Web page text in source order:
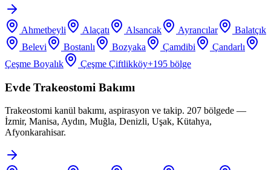
Ahmetbeyli Alaçatı Alsancak Ayrancılar
Balatçık
Belevi
Bostanlı Bozyaka Çamdibi
Çandarlı
Çeşme Boyalık
Çeşme Çiftlikköy+195 bölge
Evde Trakeostomi Bakımı
Trakeostomi kanül bakımı, aspirasyon ve takip. 207 bölgede —
İzmir, Manisa, Aydın, Muğla, Denizli, Uşak, Kütahya,
Afyonkarahisar.